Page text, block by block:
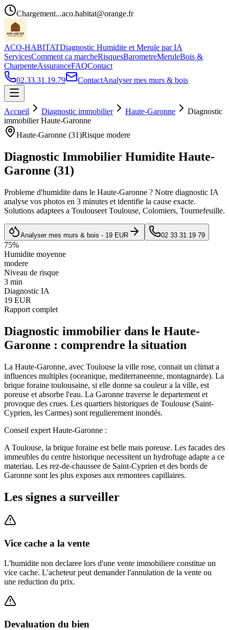
Chargement...aco.habitat@orange.fr
ACO-HABITATDiagnostic Humidite et Merule par IA
ServicesComment ca marcheRisquesBarometreMeruleBois &
CharpenteAssuranceFAQContact
02.33.31.19.79
ContactAnalyser mes murs & bois
Accueil Diagnostic immobilier Haute-Garonne
Diagnostic
immobilier Haute-Garonne
Haute-Garonne (31)Risque modere
Diagnostic Immobilier Humidite Haute-
Garonne (31)
Probleme d'humidite dans le Haute-Garonne ? Notre diagnostic IA
analyse vos photos en 3 minutes et identifie la cause exacte.
Solutions adaptees a Toulouseet Toulouse, Colomiers, Tournefeuille.
Analyser mes murs & bois - 19 EUR 02 33 31 19 79
75%
Humidite moyenne
modere
Niveau de risque
3 min
Diagnostic IA
19 EUR
Rapport complet
Diagnostic immobilier dans le Haute-
Garonne : comprendre la situation
La Haute-Garonne, avec Toulouse la ville rose, connait un climat a
influences multiples (oceanique, mediterraneenne, montagnarde). La
brique foraine toulousaine, si elle donne sa couleur a la ville, est
poreuse et absorbe l'eau. La Garonne traverse le departement et
provoque des crues. Les quartiers historiques de Toulouse (Saint-
Cyprien, les Carmes) sont regulierement inondés.
Conseil expert Haute-Garonne :
A Toulouse, la brique foraine est belle mais poreuse. Les facades des
immeubles du centre historique necessitent un hydrofuge adapte a ce
materiau. Les rez-de-chaussee de Saint-Cyprien et des bords de
Garonne sont les plus exposes aux remontees capillaires.
Les signes a surveiller
Vice cache a la vente
L'humidite non declaree lors d'une vente immobiliere constitue un
vice cache. L'acheteur peut demander l'annulation de la vente ou
une reduction du prix.
Devaluation du bien